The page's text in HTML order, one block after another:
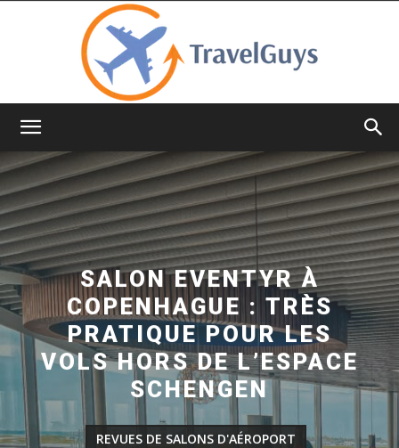
SALON EVENTYR À
COPENHAGUE : TRÈS
PRATIQUE POUR LES
VOLS HORS DE L’ESPACE
SCHENGEN
REVUES DE SALONS D'AÉROPORT